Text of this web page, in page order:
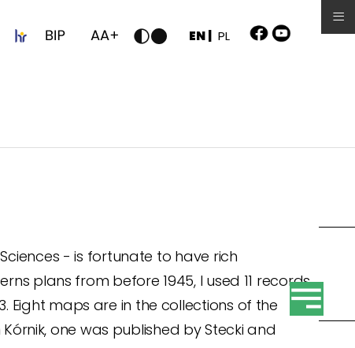
PL
EN |
- is fortunate to have rich
plans from before 1945, I used 11 records
Eight maps are in the collections of the
one was published by Stecki and
≡